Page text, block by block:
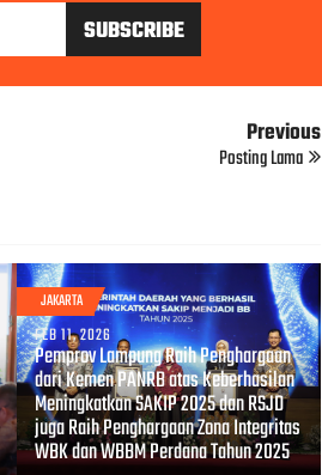
Previous
Posting Lama
JAKARTA
FEB 11, 2026
Pemprov Lampung Raih Penghargaan
dari Kemen PANRB atas Keberhasilan
Meningkatkan SAKIP 2025 dan RSJD
juga Raih Penghargaan Zona Integritas
WBK dan WBBM Perdana Tahun 2025